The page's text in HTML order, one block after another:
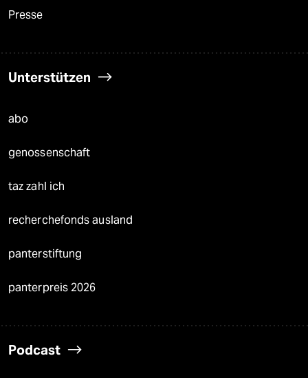
Presse
Unterstützen
abo
genossenschaft
taz zahl ich
recherchefonds ausland
panterstiftung
panterpreis 2026
Podcast